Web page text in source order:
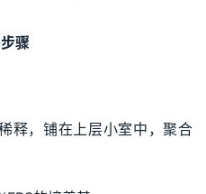
骤
释，铺在上层小室中，聚合